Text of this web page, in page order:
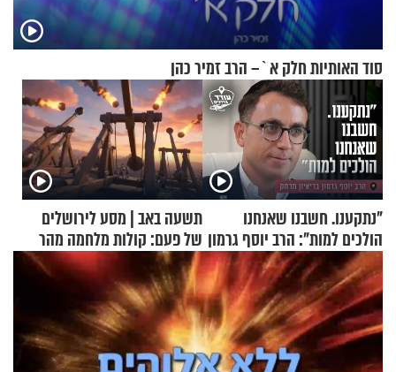
סוד האותיות חלק א`– הרב זמיר כהן
"נתקענו. חשבנו שאנחנו
הולכים למות": הרב יוסף גרמון
בריאיון מרתק
תשעה באב | מסע לירושלים
של פעם: קולות מלחמה מהר
הזיתים